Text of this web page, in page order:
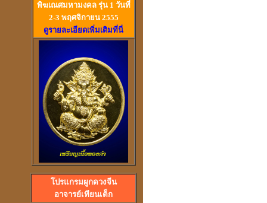
ลวงพ่อปลื้ม วัดสวนหงส
พระอาจารย์ปุ้ม วัดศาลาแดง
พิฆเณศมหามงคล รุ่น 1 วันที่
2-3 พฤศจิกายน 2555
ดูรายละเอียดเพิ่มเติมที่นี่
โปรแกรมผูกดวงจีน
อาจารย์เทียนเต็ก